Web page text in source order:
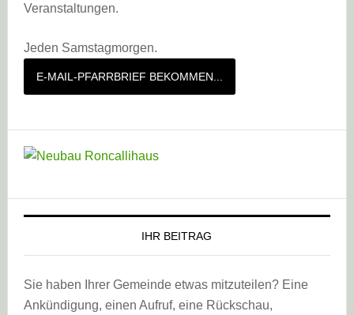
Veranstaltungen.
Jeden Samstagmorgen.
E-MAIL-PFARRBRIEF BEKOMMEN...
IHR BEITRAG
Sie haben Ihrer Gemeinde etwas mitzuteilen? Eine
Ankündigung, einen Aufruf, eine Rückschau,